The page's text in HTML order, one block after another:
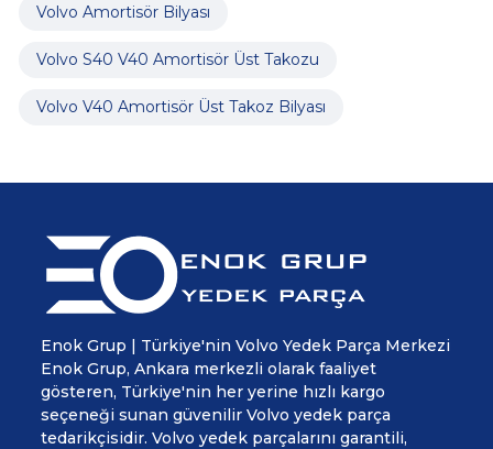
Volvo Amortisör Bilyası
Volvo S40 V40 Amortisör Üst Takozu
Volvo V40 Amortisör Üst Takoz Bilyası
Enok Grup | Türkiye'nin Volvo Yedek Parça Merkezi
Enok Grup, Ankara merkezli olarak faaliyet
gösteren, Türkiye'nin her yerine hızlı kargo
seçeneği sunan güvenilir Volvo yedek parça
tedarikçisidir. Volvo yedek parçalarını garantili,